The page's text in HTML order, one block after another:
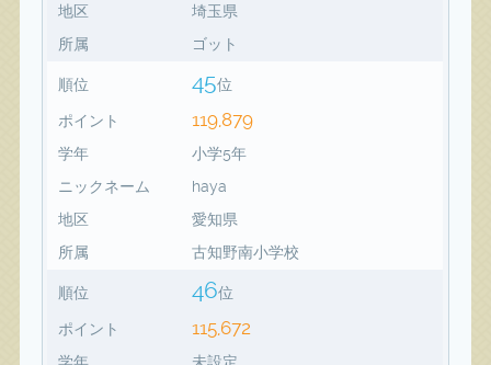
地区
埼玉県
所属
ゴット
順位 45位
ポイント 119,879
学年
小学5年
ニックネーム
haya
地区
愛知県
所属
古知野南小学校
順位 46位
ポイント 115,672
学年
未設定